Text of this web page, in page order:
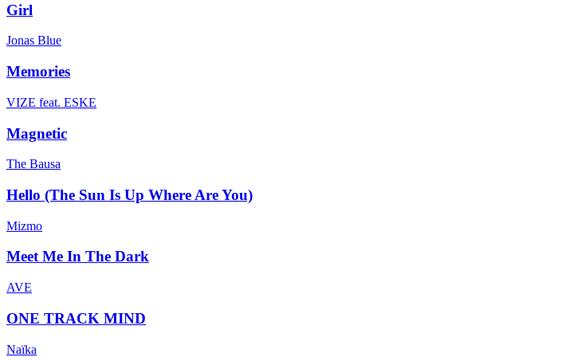
Girl
Jonas Blue
Memories
VIZE feat. ESKE
Magnetic
The Bausa
Hello (The Sun Is Up Where Are You)
Mizmo
Meet Me In The Dark
AVE
ONE TRACK MIND
Naïka